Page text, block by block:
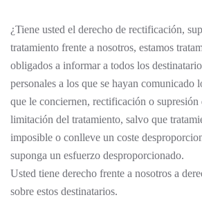
¿Tiene usted el derecho de rectificación,
tratamiento frente a nosotros, estamos
obligados a informar a todos los
personales a los que se hayan comunicado
que le conciernen, rectificación o supresión
limitación del tratamiento, salvo que
imposible o conlleve un coste
suponga un esfuerzo desproporcionado.
Usted tiene derecho frente a nosotros a
sobre estos destinatarios.